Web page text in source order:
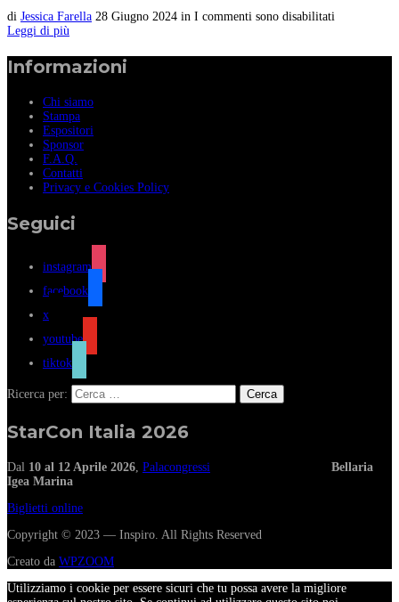
di Jessica Farella 28 Giugno 2024 in I commenti sono disabilitati
Leggi di più
Informazioni
Chi siamo
Stampa
Espositori
Sponsor
F.A.Q.
Contatti
Privacy e Cookies Policy
Seguici
instagram
facebook
x
youtube
tiktok
Ricerca per:
StarCon Italia 2026
Dal 10 al 12 Aprile 2026, Palacongressi
Bellaria
Igea Marina
Biglietti online
Copyright © 2023 — Inspiro. All Rights Reserved
Creato da WPZOOM
Utilizziamo i cookie per essere sicuri che tu possa avere la migliore